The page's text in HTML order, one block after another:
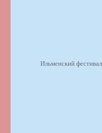
Ильменский